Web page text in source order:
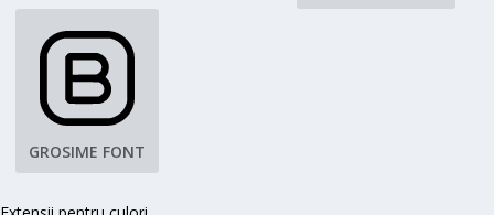
GROSIME FONT